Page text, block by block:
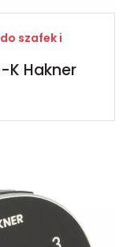
szafek i
K Hakner